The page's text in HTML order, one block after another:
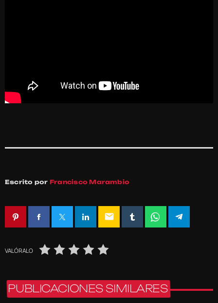
Escrito por Francisco Marambio
email
VALÓRALO
PUBLICACIONES SIMILARES